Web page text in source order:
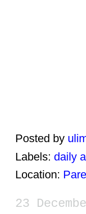
Posted by
Labels: daily
Location:
23